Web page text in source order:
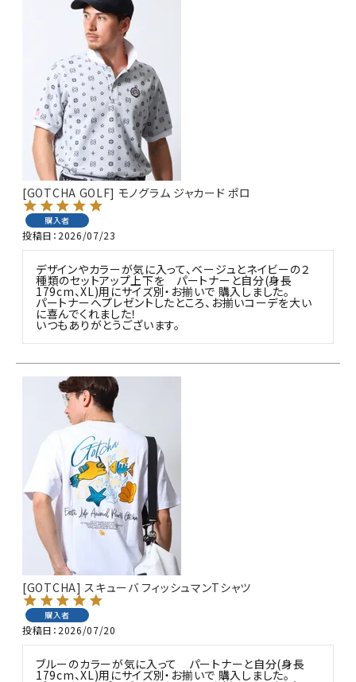
[GOTCHA GOLF] モノグラム ジャカード ポロ
購入者
投稿日 2026/07/23
デザインやカラーが気に入って、ベージュとネイビーの２
種類のセットアップ上下を　パートナーと自分(身長
179cm、XL)用にサイズ別・お揃いで 購入しました。
パートナーへプレゼントしたところ、お揃いコーデを大い
に喜んでくれました！
いつもありがとうございます。
[GOTCHA] スキューバ フィッシュマンTシャツ
購入者
投稿日 2026/07/20
ブルーのカラーが気に入って　パートナーと自分(身長
179cm、XL)用にサイズ別・お揃いで 購入しました。